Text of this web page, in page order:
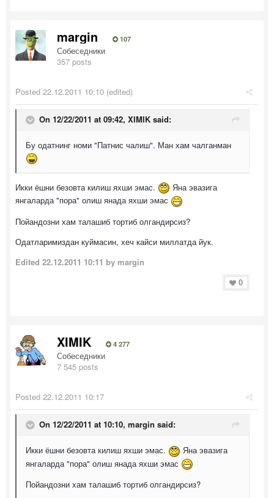
margin 107
Собеседники
357 posts
Posted 22.12.2011 10:10 (edited)
On 12/22/2011 at 09:42, XIMIK said:
Бу одатнинг номи "Патнис чалиш". Ман хам чалганман
Икки ёшни безовта килиш яхши эмас.
Яна эвазига
янгаларда "пора" олиш янада яхши эмас
Пойандозни хам талашиб тортиб олгандирсиз?
Одатларимиздан куймасин, хеч кайси миллатда йук.
Edited 22.12.2011 10:11 by margin
0
XIMIK 4 277
Собеседники
7 545 posts
Posted 22.12.2011 10:17
On 12/22/2011 at 10:10, margin said:
Икки ёшни безовта килиш яхши эмас.
Яна эвазига
янгаларда "пора" олиш янада яхши эмас
Пойандозни хам талашиб тортиб олгандирсиз?